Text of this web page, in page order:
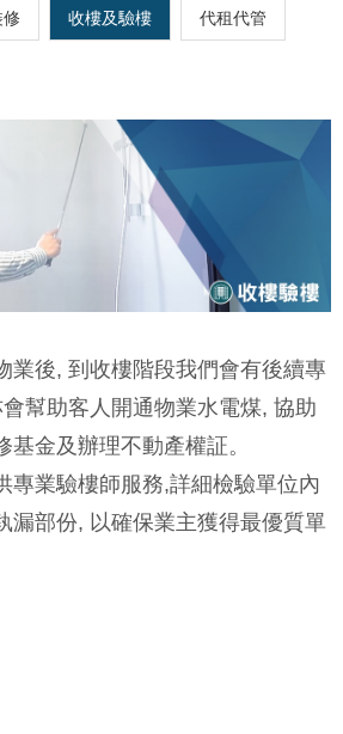
修 收樓及驗樓 代租代管
業後, 到收樓階段我們會有後續專
幫助客人開通物業水電煤, 協助
金及辦理不動產權証。
專業驗樓師服務,詳細檢驗單位內
漏部份, 以確保業主獲得最優質單